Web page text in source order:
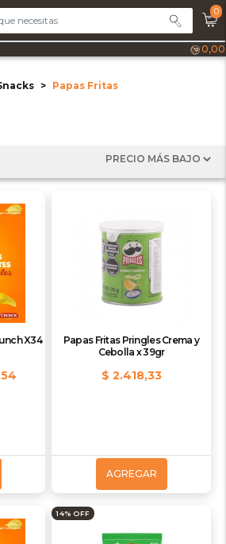
0
0,00
Papas Fritas
X34
Papas Fritas Pringles Crema y
Cebolla x 39gr
$ 2.418,33
AGREGAR
14% OFF